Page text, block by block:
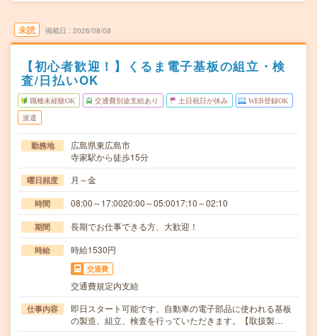
未読 掲載日 2026/08/08
【初心者歓迎！】くるま電子基板の組立・検
査/日払いOK
職種未経験OK 交通費別途支給あり 土日祝日が休み WEB登録OK
派遣
勤務地
広島県東広島市
寺家駅から徒歩15分
曜日頻度 月～金
時間 08:00～17:0020:00～05:0017:10～02:10
期間 長期でお仕事できる方、大歓迎！
時給 時給1530円
交通費
交通費規定内支給
仕事内容
即日スタート可能です、自動車の電子部品に使われる基板
の製造、組立、検査を行っていただきます。【取扱製…